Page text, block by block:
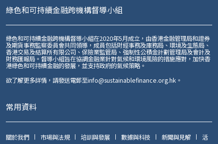
綠色和可持續金融跨機構督導小組
綠色和可持續金融跨機構督導小組在2020年5月成立，由香港金融管理局和證券
及期貨事務監察委員會共同領導，成員包括財經事務及庫務局、環境及生態局、
香港交易及結算所有限公司、保險業監管局、強制性公積金計劃管理局及會計及
財務匯報局。督導小組旨在協調金融業針對氣候和環境風險的措施應對，加快香
港綠色和可持續金融的發展，並支持政府的氣候策略。
欲了解更多詳情，請發送電郵至info@sustainablefinance.org.hk 。
常用資料
關於我們 市場與法規 培訓與發展 數據與科技 新聞與見解
活